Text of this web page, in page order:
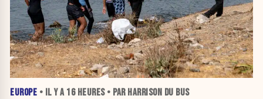
EUROPE • IL Y A 16 HEURES• PAR HARRISON DU BUS